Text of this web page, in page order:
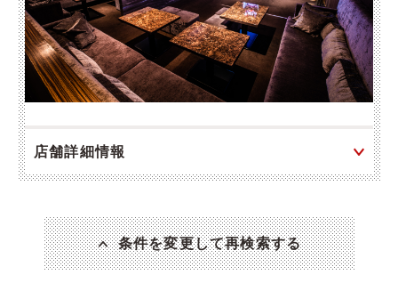
店舗詳細情報
条件を変更して再検索する